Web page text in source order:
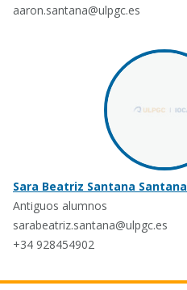
aaron.santana@ulpgc.es
Sara Beatriz Santana Santana
Antiguos alumnos
sarabeatriz.santana@ulpgc.es
+34 928454902